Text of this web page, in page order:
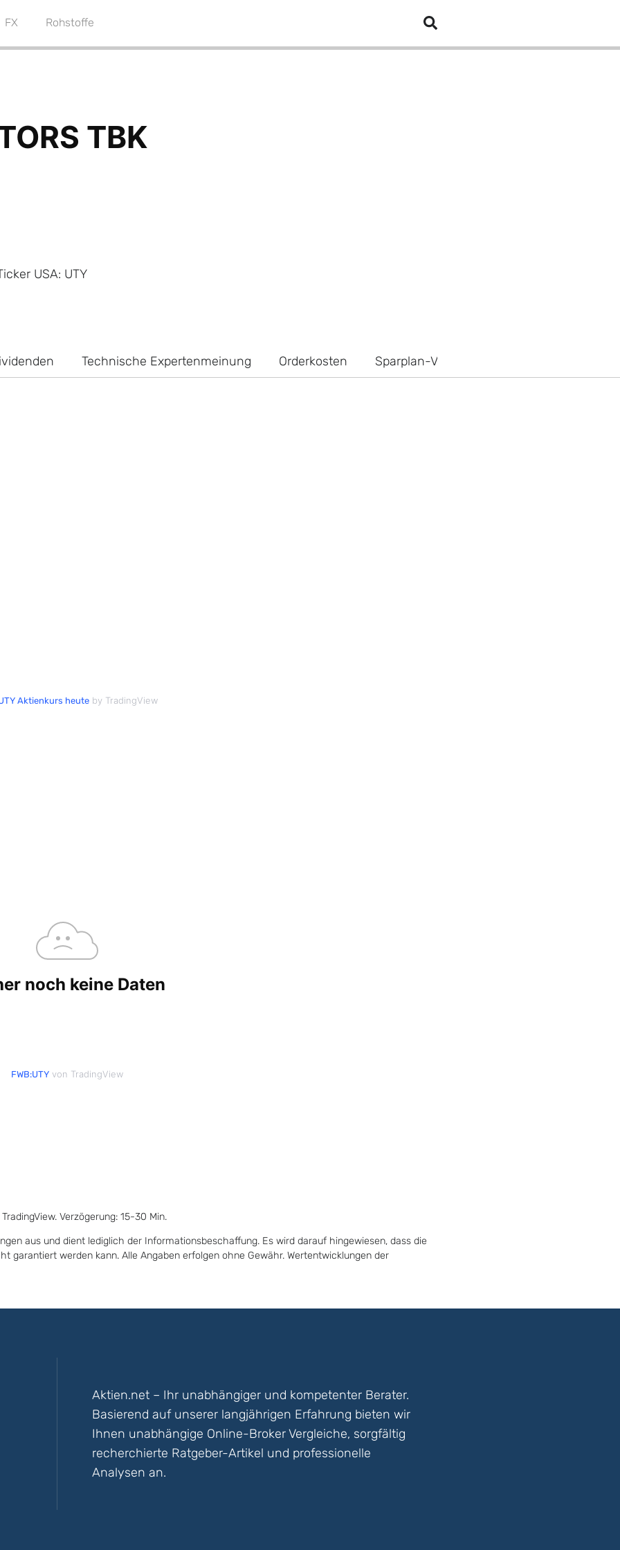
FX Rohstoffe
USA: UTY
Technische Expertenmeinung Orderkosten Sparplan-Vergleich
Aktienkurs heuteby TradingView
FWB:UTY von TradingView
Verzögerung: 15-30 Min.
aus und dient lediglich der Informationsbeschaffung. Es wird darauf hingewiesen, dass die
garantiert werden kann. Alle Angaben erfolgen ohne Gewähr. Wertentwicklungen der
Aktien.net – Ihr unabhängiger und kompetenter Berater.
Basierend auf unserer langjährigen Erfahrung bieten wir
Ihnen unabhängige Online-Broker Vergleiche, sorgfältig
recherchierte Ratgeber-Artikel und professionelle
Analysen an.